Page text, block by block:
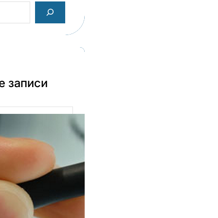
записи
в Казани:
для бизнеса